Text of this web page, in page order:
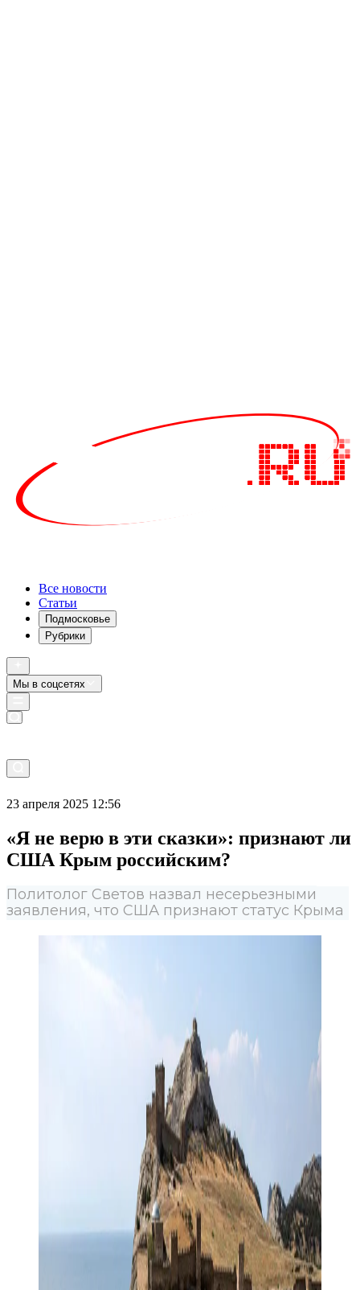
Все новости
Статьи
Подмосковье
Рубрики
Мы в соцсетях
23 апреля 2025 12:56
«Я не верю в эти сказки»: признают ли
США Крым российским?
Политолог Светов назвал несерьезными
заявления, что США признают статус Крыма